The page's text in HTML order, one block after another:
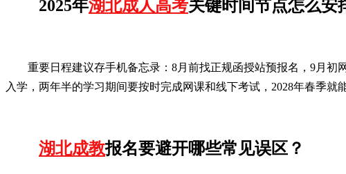
2025年湖北成人高考关键时间节点怎么安
重要日程建议存手机备忘录：8月前找正规函授站预报名，9月
入学，两年半的学习期间要按时完成网课和线下考试，2028年春季就
湖北成教报名要避开哪些常见误区？